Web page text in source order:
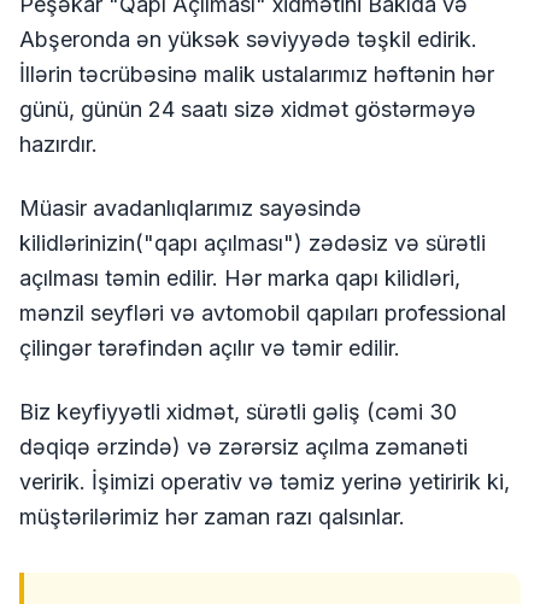
Abşeronda ən yüksək səviyyədə təşkil edirik.
İllərin təcrübəsinə malik ustalarımız həftənin hər
günü, günün 24 saatı sizə xidmət göstərməyə
hazırdır.
Müasir avadanlıqlarımız sayəsində
kilidlərinizin("qapı açılması") zədəsiz və sürətli
açılması təmin edilir. Hər marka qapı kilidləri,
mənzil seyfləri və avtomobil qapıları professional
çilingər tərəfindən açılır və təmir edilir.
Biz keyfiyyətli xidmət, sürətli gəliş (cəmi 30
dəqiqə ərzində) və zərərsiz açılma zəmanəti
veririk. İşimizi operativ və təmiz yerinə yetiririk ki,
müştərilərimiz hər zaman razı qalsınlar.